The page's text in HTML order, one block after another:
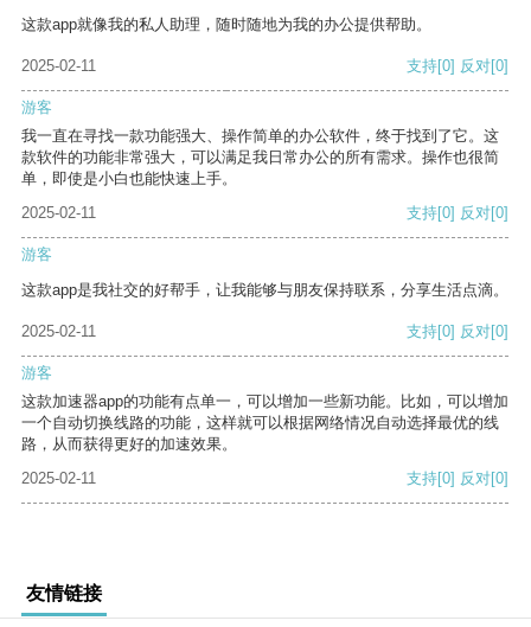
这款app就像我的私人助理，随时随地为我的办公提供帮助。
2025-02-11 支持[0] 反对[0]
游客
我一直在寻找一款功能强大、操作简单的办公软件，终于找到了它。这
款软件的功能非常强大，可以满足我日常办公的所有需求。操作也很简
单，即使是小白也能快速上手。
2025-02-11
支持[0] 反对[0]
游客
这款app是我社交的好帮手，让我能够与朋友保持联系，分享生活点滴。
2025-02-11 支持[0] 反对[0]
游客
这款加速器app的功能有点单一，可以增加一些新功能。比如，可以增加
一个自动切换线路的功能，这样就可以根据网络情况自动选择最优的线
路，从而获得更好的加速效果。
2025-02-11
支持[0] 反对[0]
友情链接